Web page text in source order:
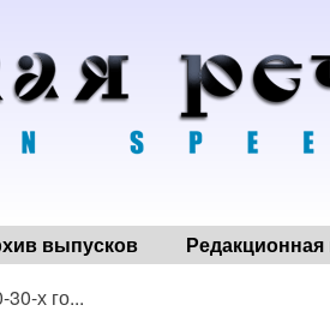
выпусков Редакционная
х го...